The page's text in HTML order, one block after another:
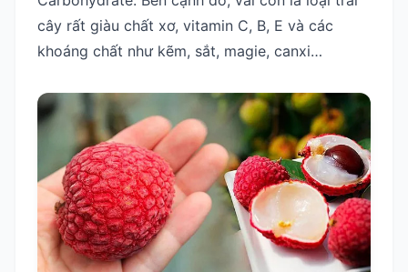
cây rất giàu chất xơ, vitamin C, B, E và các
khoáng chất như kẽm, sắt, magie, canxi…